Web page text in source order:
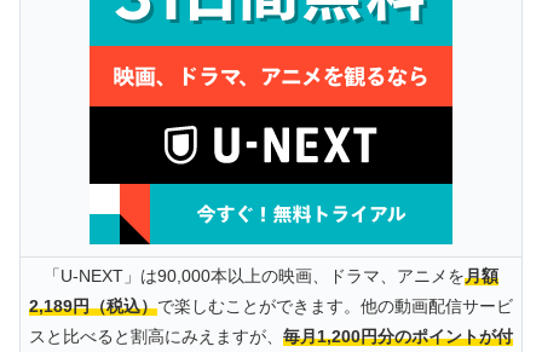
「U-NEXT」は90,000本以上の映画、ドラマ、アニメを月額
2,189円（税込）で楽しむことができます。他の動画配信サービ
スと比べると割高にみえますが、 毎月1,200円分のポイントが付